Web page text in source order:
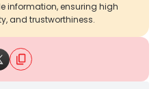
information, ensuring high
and trustworthiness.